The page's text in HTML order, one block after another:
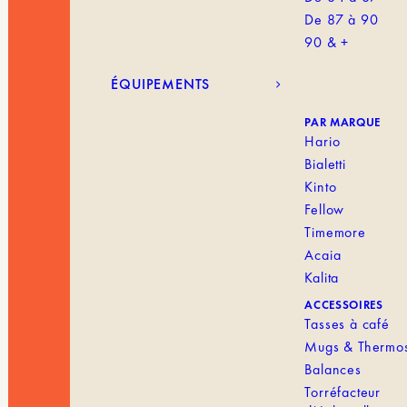
De 87 à 90
90 & +
ÉQUIPEMENTS
PAR MARQUE
Hario
Bialetti
Kinto
Fellow
Timemore
Acaia
Kalita
ACCESSOIRES
Tasses à café
Mugs &
Balances
Torréfacteur